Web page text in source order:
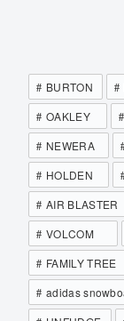
BURTON
OAKLEY
NEWERA
HOLDEN
AIR BLASTER
VOLCOM
FAMILY TREE
adidas